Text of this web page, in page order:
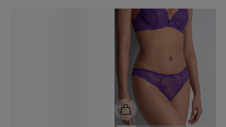
Choisir les options